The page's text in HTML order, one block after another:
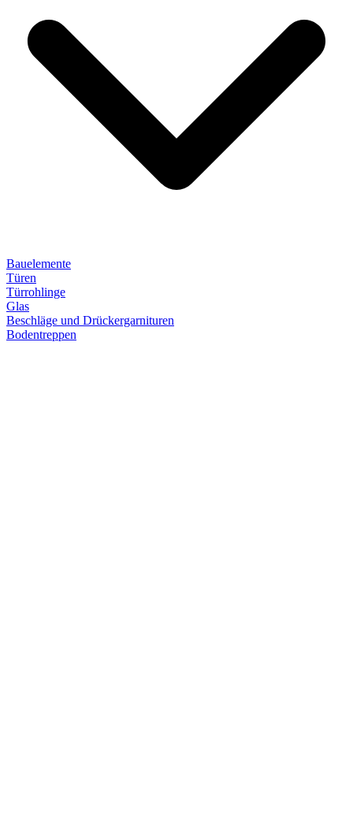
Bauelemente
Türen
Türrohlinge
Glas
Beschläge und Drückergarnituren
Bodentreppen